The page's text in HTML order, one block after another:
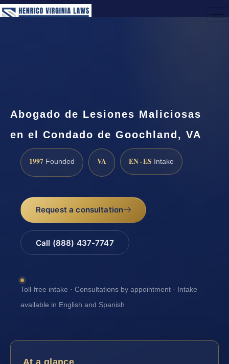
Abogado de Lesiones Maliciosas
en el Condado de Goochland, VA
1997 Founded VA EN · ES Intake
Request a consultation
Call (888) 437-7747
Toll-free intake · Consultations by appointment · Intake
available in English and Spanish